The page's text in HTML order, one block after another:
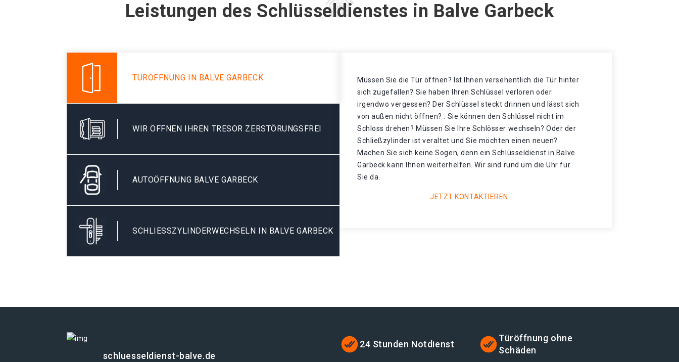
Leistungen des Schlüsseldienstes in Balve Garbeck
TÜRÖFFNUNG IN BALVE GARBECK
WIR ÖFFNEN IHREN TRESOR ZERSTÖRUNGSFREI
AUTOÖFFNUNG BALVE GARBECK
SCHLIESSZYLINDERWECHSELN IN BALVE GARBECK
Müssen Sie die Tür öffnen? Ist Ihnen versehentlich die Tür hinter
sich zugefallen? Sie haben Ihren Schlüssel verloren oder
irgendwo vergessen? Der Schlüssel steckt drinnen und lässt sich
von außen nicht öffnen? . Sie können den Schlüssel nicht im
Schloss drehen? Müssen Sie Ihre Schlösser wechseln? Oder der
Schließzylinder ist veraltet und Sie möchten einen neuen?
Machen Sie sich keine Sogen, denn ein Schlüsseldienst in Balve
Garbeck kann Ihnen weiterhelfen. Wir sind rund um die Uhr für
Sie da.
JETZT KONTAKTIEREN
schluesseldienst-balve.de
24 Stunden Notdienst
Türöffnung ohne
Schäden